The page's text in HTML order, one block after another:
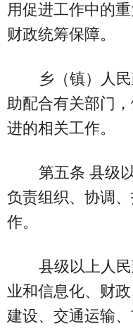
用促进工作中的
财政统筹保障。
乡（镇）人
助配合有关部门
进的相关工作。
第五条 县级
负责组织、协调
作。
县级以上人
业和信息化、财
建设、交通运输